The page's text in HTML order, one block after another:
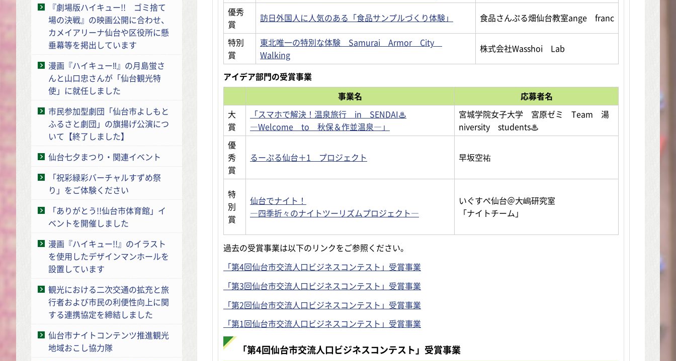
『劇場版ハイキュー!! ゴミ捨て
場の決戦』の映画公開に合わせ、
カメイアリーナ仙台や区役所に懸
垂幕等を掲出しています
漫画『ハイキュー‼』の月島蛍さ
んと山口忠さんが「仙台観光特
使」に就任しました
市民参加型劇団「仙台市よしもと
ふるさと劇団」の旗揚げ公演につ
いて【終了しました】
仙台七夕まつり・関連イベント
「祝彩緑彩バーチャルすずめ祭
り」をご体験ください
「ありがとう!!仙台市体育館」イ
ベントを開催しました
漫画『ハイキュー!!』のイラスト
を使用したデザインマンホールを
設置しています
観光における二次交通の拡充と旅
行者および市民の利便性向上に関
する連携協定を締結しました
仙台市ナイトコンテンツ推進観光
地域おこし協力隊
優秀
賞
訪日外国人に人気のある「食品サンプルづくり体験」 食品さんぷる畑仙台教室ange franc
特別
賞
東北唯一の特別な体験 Samurai Armor City
Walking
株式会社Wasshoi Lab
アイデア部門の受賞事業
事業名
応募者名
大
賞
「スマホで解決！温泉旅行 in SENDAI♨
―Welcome to 秋保＆作並温泉―」
宮城学院女子大学 宮原ゼミ Team 湯
niversity students♨
優
秀
賞
るーぷる仙台＋1 プロジェクト 早坂空祐
特
別
賞
仙台でナイト！
―四季折々のナイトツーリズムプロジェクト―
いぐすぺ仙台＠大嶋研究室
「ナイトチーム」
過去の受賞事業は以下のリンクをご参照ください。
「第4回仙台市交流人口ビジネスコンテスト」受賞事業
「第3回仙台市交流人口ビジネスコンテスト」受賞事業
「第2回仙台市交流人口ビジネスコンテスト」受賞事業
「第1回仙台市交流人口ビジネスコンテスト」受賞事業
「第4回仙台市交流人口ビジネスコンテスト」受賞事業